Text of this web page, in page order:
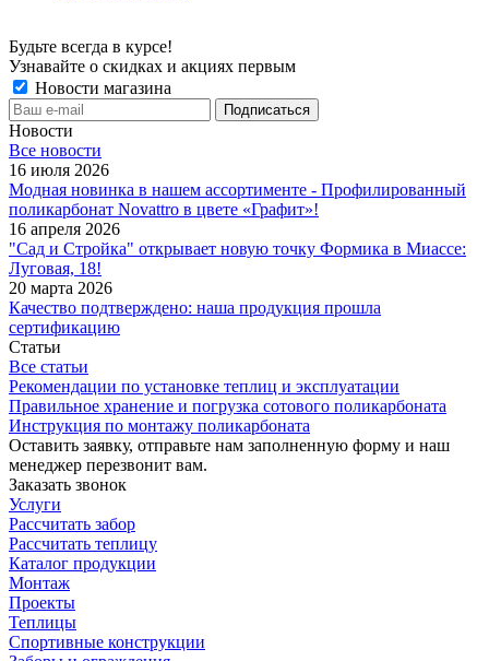
Будьте всегда в курсе!
Узнавайте о скидках и акциях первым
Новости магазина
Новости
Все новости
16 июля 2026
Модная новинка в нашем ассортименте - Профилированный
поликарбонат Novattro в цвете «Графит»!
16 апреля 2026
"Сад и Стройка" открывает новую точку Формика в Миассе:
Луговая, 18!
20 марта 2026
Качество подтверждено: наша продукция прошла
сертификацию
Статьи
Все статьи
Рекомендации по установке теплиц и эксплуатации
Правильное хранение и погрузка сотового поликарбоната
Инструкция по монтажу поликарбоната
Оставить заявку, отправьте нам заполненную форму и наш
менеджер перезвонит вам.
Заказать звонок
Услуги
Рассчитать забор
Рассчитать теплицу
Каталог продукции
Монтаж
Проекты
Теплицы
Спортивные конструкции